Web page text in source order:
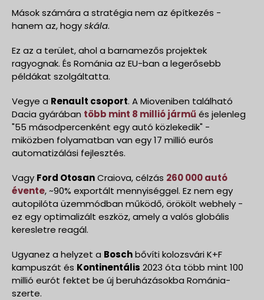
Mások számára a stratégia nem az építkezés -
hanem az, hogyskála.
Ez az a terület, ahol a barnamezős projektek
ragyognak. És Románia az EU-ban a legerősebb
példákat szolgáltatta.
Vegye a Renault csoport. A Mioveniben található
Dacia gyárában több mint 8 millió járműés jelenleg
"55 másodpercenként egy autó közlekedik" -
miközben folyamatban van egy 17 millió eurós
automatizálási fejlesztés.
Vagy Ford OtosanCraiova, célzás 260 000 autó
évente, ~90% exportált mennyiséggel. Ez nem egy
autopilóta üzemmódban működő, örökölt webhely -
ez egy optimalizált eszköz, amely a valós globális
keresletre reagál.
Ugyanez a helyzet a Boschbővíti kolozsvári K+F
kampuszát és Kontinentális 2023 óta több mint 100
millió eurót fektet be új beruházásokba Románia-
szerte.